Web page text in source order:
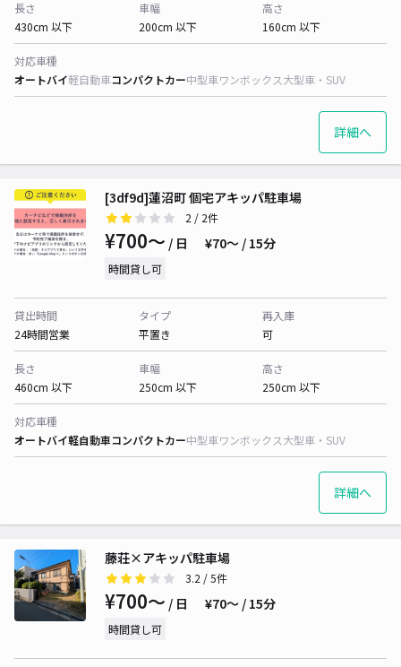
長さ
430cm 以下
車幅
200cm 以下
高さ
160cm 以下
対応車種
オートバイ軽自動車コンパクトカー中型車ワンボックス大型車・SUV
詳細へ
[3df9d]蓮沼町 個宅アキッパ駐車場
2 / 2件
¥700〜 / 日 ¥70〜 / 15分
時間貸し可
貸出時間
24時間営業
タイプ
平置き
再入庫
可
長さ
460cm 以下
車幅
250cm 以下
高さ
250cm 以下
対応車種
オートバイ軽自動車コンパクトカー中型車ワンボックス大型車・SUV
詳細へ
藤荘×アキッパ駐車場
3.2 / 5件
¥700〜 / 日 ¥70〜 / 15分
時間貸し可